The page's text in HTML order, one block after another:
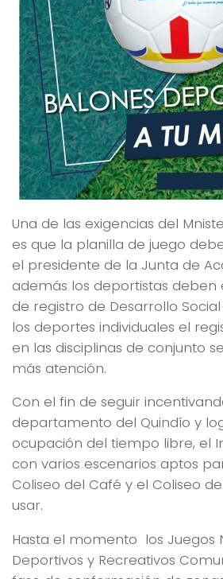
Una de las exigencias del
es que la planilla de juego
el presidente de la Junta de
además los deportistas deben
de registro de Desarrollo Social
los deportes individuales el
en las disciplinas de conjunto
más atención.
Con el fin de seguir
departamento del Quindío y
ocupación del tiempo libre, el
con varios escenarios aptos
Coliseo del Café y el Coliseo
usar.
Hasta el momento los Juegos
Deportivos y Recreativos